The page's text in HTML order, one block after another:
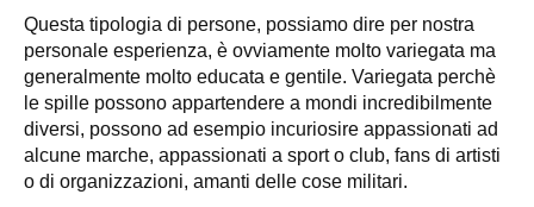
Questa tipologia di persone, possiamo dire per nostra
personale esperienza, è ovviamente molto variegata ma
generalmente molto educata e gentile. Variegata perchè
le spille possono appartendere a mondi incredibilmente
diversi, possono ad esempio incuriosire appassionati ad
alcune marche, appassionati a sport o club, fans di artisti
o di organizzazioni, amanti delle cose militari.